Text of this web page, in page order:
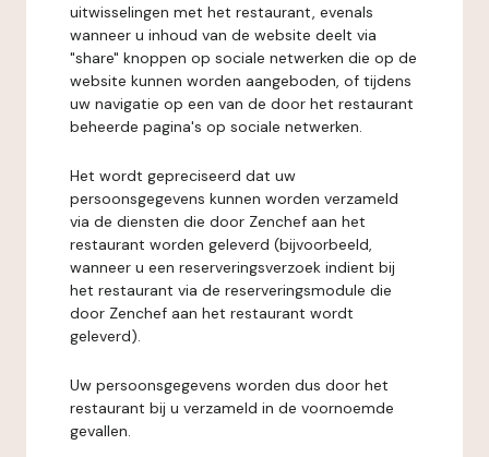
uitwisselingen met het restaurant, evenals
wanneer u inhoud van de website deelt via
"share" knoppen op sociale netwerken die op de
website kunnen worden aangeboden, of tijdens
uw navigatie op een van de door het restaurant
beheerde pagina's op sociale netwerken.
Het wordt gepreciseerd dat uw
persoonsgegevens kunnen worden verzameld
via de diensten die door Zenchef aan het
restaurant worden geleverd (bijvoorbeeld,
wanneer u een reserveringsverzoek indient bij
het restaurant via de reserveringsmodule die
door Zenchef aan het restaurant wordt
geleverd).
Uw persoonsgegevens worden dus door het
restaurant bij u verzameld in de voornoemde
gevallen.